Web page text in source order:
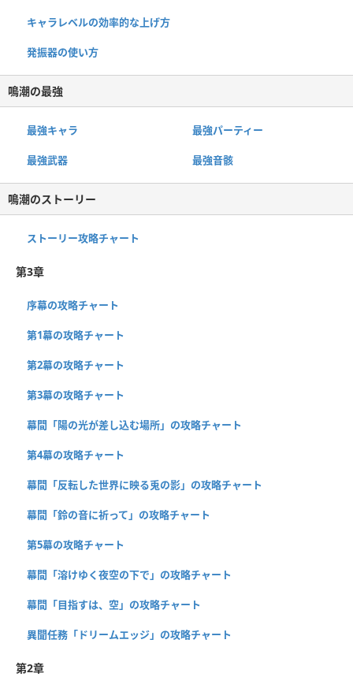
キャラレベルの効率的な上げ方
発振器の使い方
鳴潮の最強
最強キャラ 最強パーティー
最強武器 最強音骸
鳴潮のストーリー
ストーリー攻略チャート
第3章
序幕の攻略チャート
第1幕の攻略チャート
第2幕の攻略チャート
第3幕の攻略チャート
幕間「陽の光が差し込む場所」の攻略チャート
第4幕の攻略チャート
幕間「反転した世界に映る兎の影」の攻略チャート
幕間「鈴の音に祈って」の攻略チャート
第5幕の攻略チャート
幕間「溶けゆく夜空の下で」の攻略チャート
幕間「目指すは、空」の攻略チャート
異聞任務「ドリームエッジ」の攻略チャート
第2章